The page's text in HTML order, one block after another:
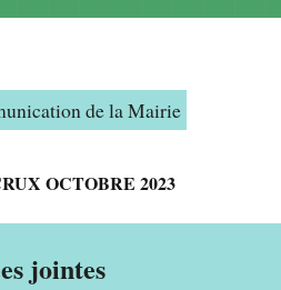
de la Mairie
OCTOBRE 2023
jointes